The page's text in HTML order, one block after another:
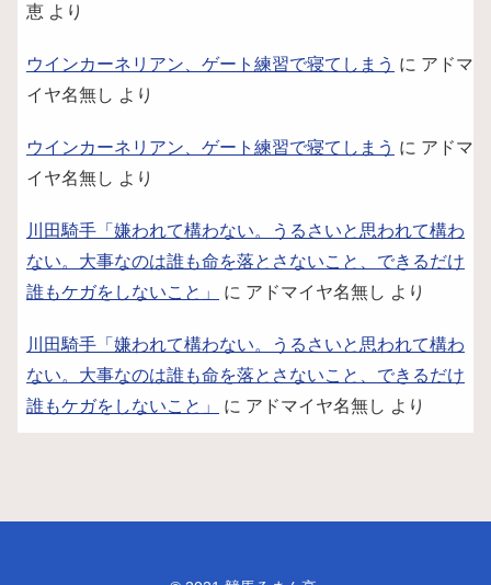
恵 より
ウインカーネリアン、ゲート練習で寝てしまう に アドマ
イヤ名無し より
ウインカーネリアン、ゲート練習で寝てしまう に アドマ
イヤ名無し より
川田騎手「嫌われて構わない。うるさいと思われて構わ
ない。大事なのは誰も命を落とさないこと、できるだけ
誰もケガをしないこと」
に アドマイヤ名無し より
川田騎手「嫌われて構わない。うるさいと思われて構わ
ない。大事なのは誰も命を落とさないこと、できるだけ
誰もケガをしないこと」
に アドマイヤ名無し より